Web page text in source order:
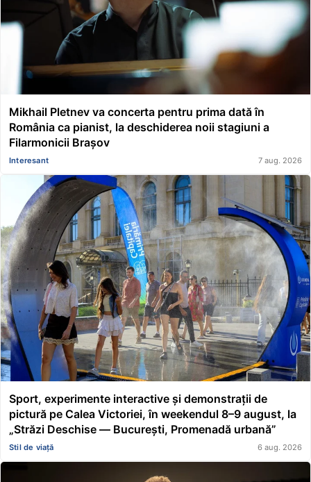
Mikhail Pletnev va concerta pentru prima dată în
România ca pianist, la deschiderea noii stagiuni a
Filarmonicii Brașov
Interesant 7 aug. 2026
Sport, experimente interactive și demonstrații de
pictură pe Calea Victoriei, în weekendul 8–9 august, la
„Străzi Deschise — București, Promenadă urbană”
Stil de viață 6 aug. 2026